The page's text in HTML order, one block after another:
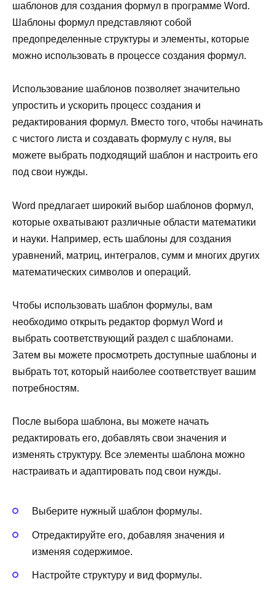
шаблонов для создания формул в программе Word.
Шаблоны формул представляют собой
предопределенные структуры и элементы, которые
можно использовать в процессе создания формул.
Использование шаблонов позволяет значительно
упростить и ускорить процесс создания и
редактирования формул. Вместо того, чтобы начинать
с чистого листа и создавать формулу с нуля, вы
можете выбрать подходящий шаблон и настроить его
под свои нужды.
Word предлагает широкий выбор шаблонов формул,
которые охватывают различные области математики
и науки. Например, есть шаблоны для создания
уравнений, матриц, интегралов, сумм и многих других
математических символов и операций.
Чтобы использовать шаблон формулы, вам
необходимо открыть редактор формул Word и
выбрать соответствующий раздел с шаблонами.
Затем вы можете просмотреть доступные шаблоны и
выбрать тот, который наиболее соответствует вашим
потребностям.
После выбора шаблона, вы можете начать
редактировать его, добавлять свои значения и
изменять структуру. Все элементы шаблона можно
настраивать и адаптировать под свои нужды.
Выберите нужный шаблон формулы.
Отредактируйте его, добавляя значения и
изменяя содержимое.
Настройте структуру и вид формулы.